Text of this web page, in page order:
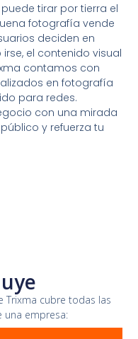
tirar por tierra el
fotografía vende
deciden en
el contenido visual
contamos con
en fotografía
para redes.
con una mirada
y refuerza tu
Trixma cubre todas las
una empresa: